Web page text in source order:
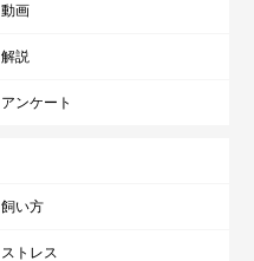
動画
解説
アンケート
飼い方
ストレス